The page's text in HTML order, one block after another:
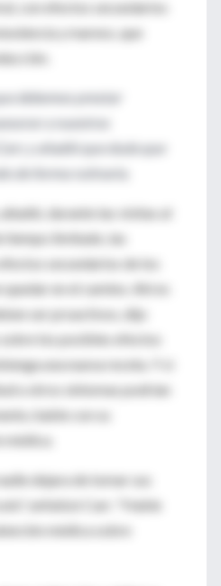
con efectos secundarios
y mareos, que
debemos prestar
a nuestros
y añadió que duda que
de forma rutinaria.
durante las visitas al
tiempo limitado, las
secundarios de los
en el camino. Ahí es
ser proactivos, dijo
los posibles efectos
una nueva receta. Y si
u otros síntomas podrían
hable con su
dejara de tomar sus
enfatizó Carr. "Hable
médica sobre